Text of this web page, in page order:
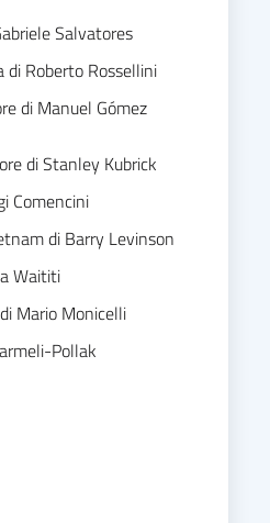
Salvatores
Roberto Rossellini
di Manuel Gómez
di Stanley Kubrick
Comencini
di Barry Levinson
Waititi
Mario Monicelli
Pollak